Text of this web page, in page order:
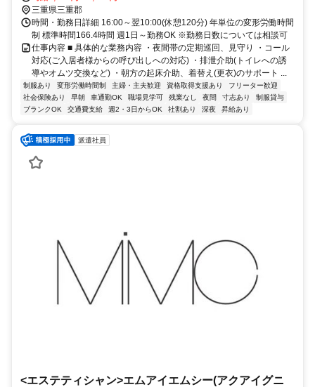
三重県三重郡
時間・勤務日詳細 16:00～翌10:00(休憩120分) 年単位の変形労働時間
制 標準時間166.4時間 週1日～勤務OK ※勤務日数については相談可
仕事内容 ■ 具体的な業務内容 ・夜間帯の定期巡回、見守り ・コール
対応(ご入居者様からの呼び出しへの対応) ・排泄介助(トイレへの誘
導やオムツ交換など) ・朝方の起床介助、着替え(更衣)のサポート ...
制服あり 変形労働時間制 主婦・主夫歓迎 資格取得支援あり
フリーター歓迎
社会保険あり
早朝 車通勤OK 職場見学可 残業なし 夜間 寸志あり
制服貸与
ブランクOK
交通費支給 週2・3日からOK 社割あり 深夜 昇給あり
派遣社員
<エステティシャン>エムアイエムシー(アクアイグニ